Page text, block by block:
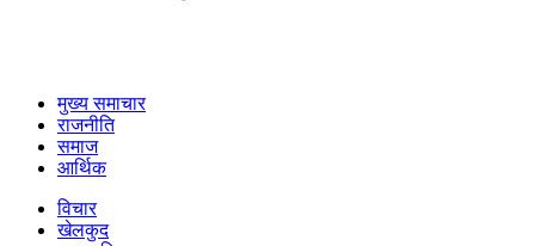
मुख्य समाचार
राजनीति
समाज
आर्थिक
विचार
खेलकुद